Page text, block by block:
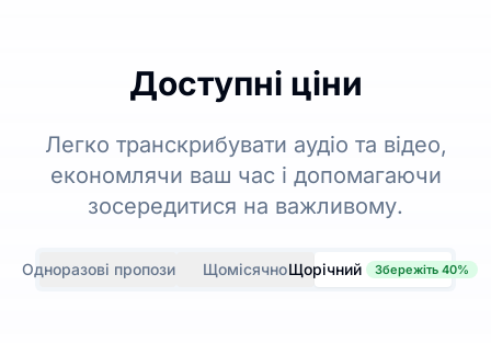
Доступні ціни
Легко транскрибувати аудіо та відео,
економлячи ваш час і допомагаючи
зосередитися на важливому.
Одноразові пропозиції ЩомісячноЩорічний Збережіть 40%